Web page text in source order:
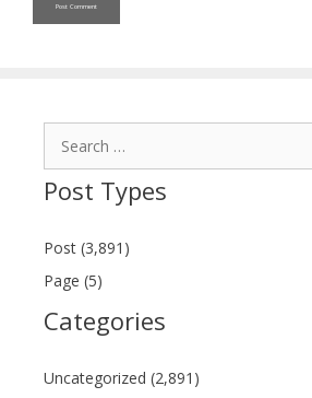
Post Types
Post (3,891)
Page (5)
Categories
Uncategorized (2,891)